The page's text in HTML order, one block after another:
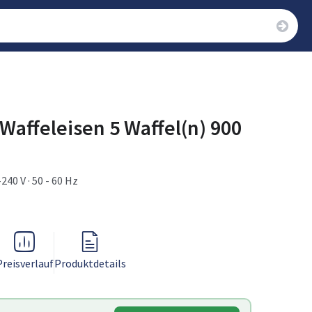
5 Waffel(n) 900
V · 50 - 60 Hz
Produktdetails